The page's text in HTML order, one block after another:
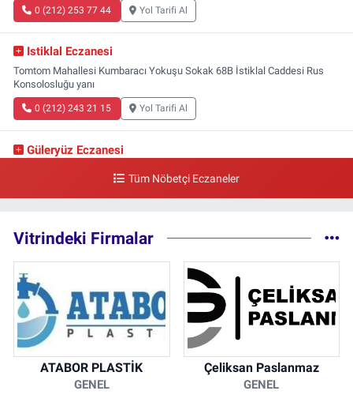
0 (212) 253 77 44 Yol Tarifi Al
Istiklal Eczanesi
Tomtom Mahallesi Kumbaracı Yokuşu Sokak 68B İstiklal Caddesi Rus
Konsolosluğu yanı
0 (212) 243 21 15 Yol Tarifi Al
Güleryüz Eczanesi
kalaycıbahçe Meydana DoğruTüm Nöbetçi Eczaneler
Vitrindeki Firmalar
ATABOR PLASTİK
GENEL
Çeliksan Paslanmaz
GENEL